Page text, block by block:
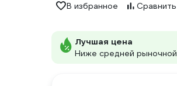
В избранное Сравнить
Лучшая цена
Ниже средней рыночной